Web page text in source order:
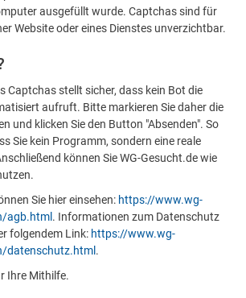
ausgefüllt wurde. Captchas sind für
Website oder eines Dienstes unverzichtbar.
Captchas stellt sicher, dass kein Bot die
aufruft. Bitte markieren Sie daher die
und klicken Sie den Button "Absenden". So
Sie kein Programm, sondern eine reale
können Sie WG-Gesucht.de wie
Sie hier einsehen: https://www.wg-
agb.html . Informationen zum Datenschutz
folgendem Link: https://www.wg-
datenschutz.html .
Ihre Mithilfe.